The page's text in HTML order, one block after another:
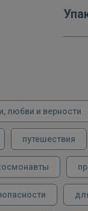
любви и верности
путешествия